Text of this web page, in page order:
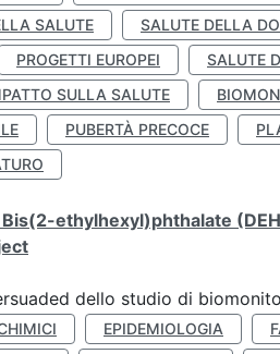
SALUTE
SALUTE DELLA
PROGETTI EUROPEI SALUTE
SULLA SALUTE
PUBERTÀ PRECOCE
ethylhexyl)phthalate
dello studio di
EPIDEMIOLOGIA